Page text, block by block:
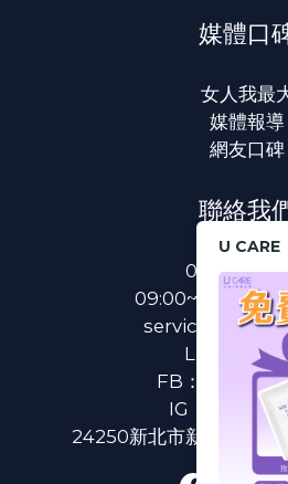
媒體口
女人我最
媒體報導
網友口碑
聯絡我
0800-233-
09:00~18:00(國
service@u-
LINE：
FB：
U CARE
IG：
24250新北市新莊區新北
U CARE